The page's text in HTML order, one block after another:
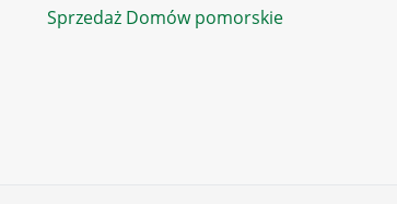
Sprzedaż Domów pomorskie